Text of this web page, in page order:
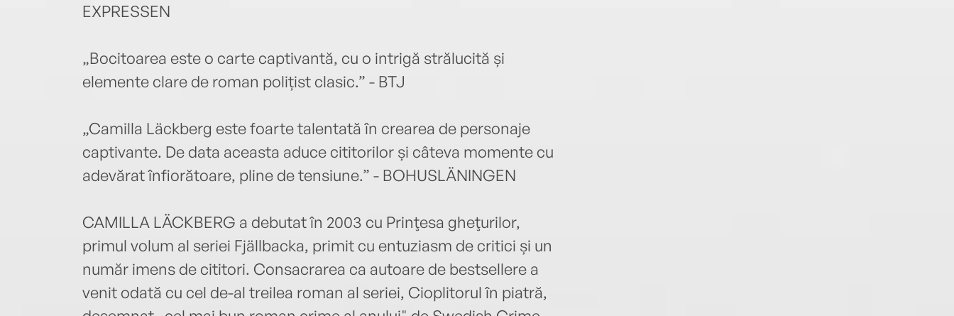
EXPRESSEN
„Bocitoarea este o carte captivantă, cu o intrigă strălucită și
elemente clare de roman polițist clasic.” - BTJ
„Camilla Läckberg este foarte talentată în crearea de personaje
captivante. De data aceasta aduce cititorilor și câteva momente cu
adevărat înfiorătoare, pline de tensiune.” - BOHUSLÄNINGEN
CAMILLA LÄCKBERG a debutat în 2003 cu Prinţesa gheţurilor,
primul volum al seriei Fjällbacka, primit cu entuziasm de critici și un
număr imens de cititori. Consacrarea ca autoare de bestsellere a
venit odată cu cel de-al treilea roman al seriei, Cioplitorul în piatră,